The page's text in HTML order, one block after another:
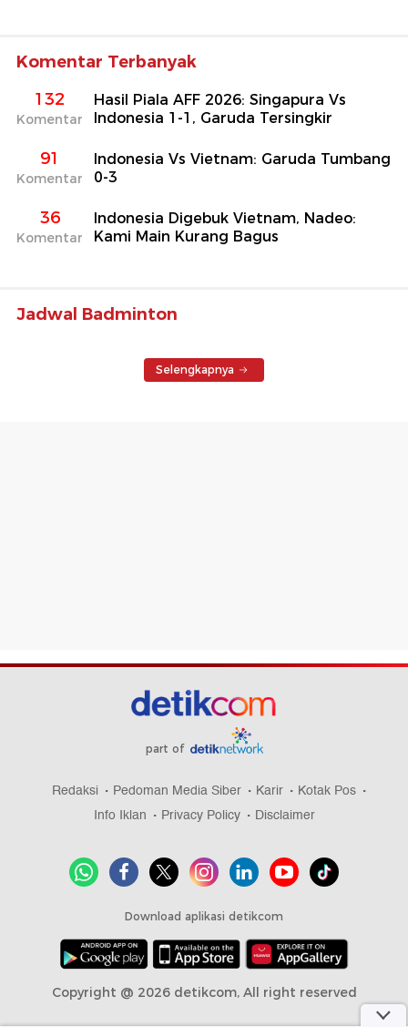
Komentar Terbanyak
132
Komentar
Hasil Piala AFF 2026: Singapura Vs
Indonesia 1-1, Garuda Tersingkir
91
Komentar
Indonesia Vs Vietnam: Garuda Tumbang
0-3
36
Komentar
Indonesia Digebuk Vietnam, Nadeo:
Kami Main Kurang Bagus
Jadwal Badminton
Selengkapnya
part of
Redaksi Pedoman Media Siber Karir
Kotak Pos
Info Iklan
Privacy Policy Disclaimer
Download aplikasi detikcom
Copyright @ 2026 detikcom, All right reserved